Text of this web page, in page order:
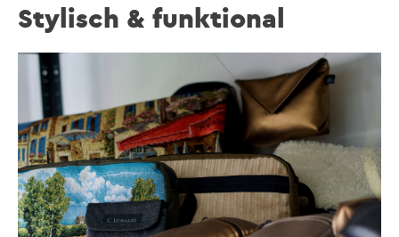
Stylisch & funktional